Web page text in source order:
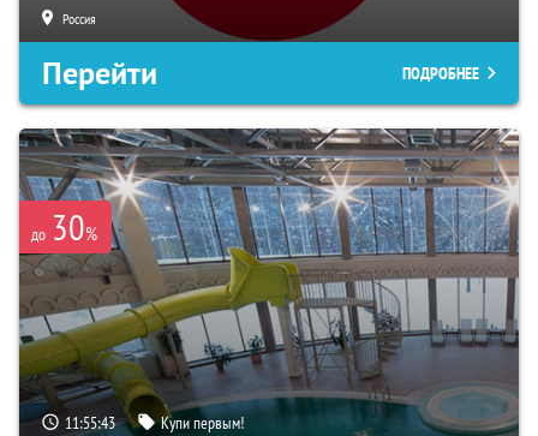
Россия
Перейти ПОДРОБНЕЕ
до 30%
11:55:41 Купи первым!